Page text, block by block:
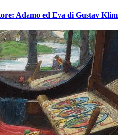
Adamo ed Eva di Gustav